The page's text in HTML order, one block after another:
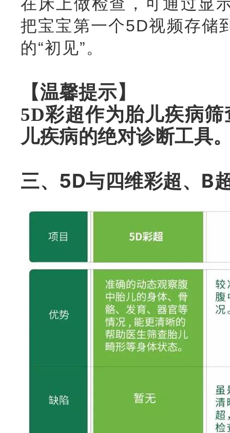
把宝宝第一个5D视频存储
的“初见”。
【温馨提示】
5D彩超作为胎儿疾病
儿疾病的绝对诊断工具
三、 5D与四维彩超、B